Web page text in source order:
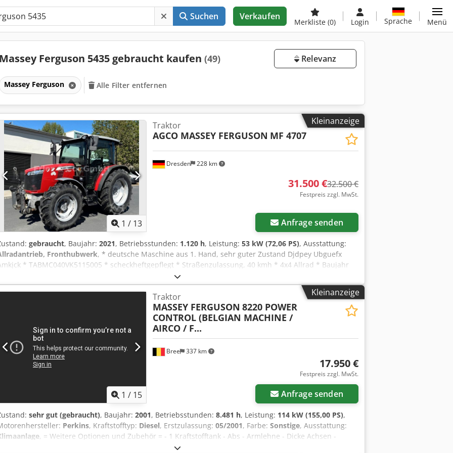
Suchen Verkaufen
Merkliste (0) Login Sprache Menü
Massey Ferguson 5435 gebraucht kaufen (49) Relevanz
Massey Ferguson Alle Filter entfernen
Kleinanzeige
1 / 13
Dresden 228 km
Traktor
AGCO MASSEY FERGUSON MF 4707
31.500 €32.500 €
Festpreis zzgl. MwSt.
Anfrage senden
gebraucht, Baujahr: 2021, Betriebsstunden: 1.120 h, Leistung: 53 kW (72,06 PS), Ausstattung:
Fronthubwerk, * deutsche Maschine aus 1. Hand, sehr guter Zustand Djdpey Ubguefx
* TABMC040VK5115005 * scheckheftgepflegt * Straßenzulassung, 40 kmh * 4x4 Allrad * Baujahr
2021 * 6.200 kg Einsatzgewicht * Bereifung 340/85 R24 vorn, 420/85 R34 hinten, ca. 80% * , * gern sende
Ihnen ein Video per WhatsApp * whats App: * Kontakt polski, ????? ?????: * Verkauf nur an
Gewerbetreibende ohne Gewährleistung, alle Angaben ohne Gewähr, Zwischenverkauf vorbehaltenKleinanzeige
1 / 15
Bree 337 km
Traktor
MASSEY FERGUSON 8220 POWER
CONTROL (BELGIAN MACHINE /
AIRCO / F...
17.950 €
Festpreis zzgl. MwSt.
Anfrage senden
sehr gut (gebraucht), Baujahr: 2001, Betriebsstunden: 8.481 h, Leistung: 114 kW (155,00 PS),
Perkins, Kraftstofftyp: Diesel, Erstzulassung: 05/2001, Farbe: Sonstige, Ausstattung:
, = Weitere Optionen und Zubehör = - 1 Kraftstofftank - Abs - Armlehne - Dicke Achsen -
Hydraulik - Nabenreduzierung - Sper - Zapfwelle = Weitere Informationen = Allgemeine Informationen